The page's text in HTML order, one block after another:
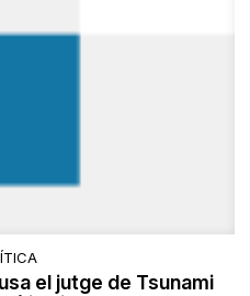
el jutge de Tsunami